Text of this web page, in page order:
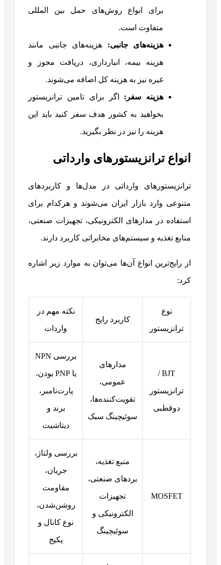
برای انواع روش‌های حمل بین المللی
متفاوت است.
هزینه‌های جانبی: هزینه‌های جانبی مانند
هزینه بیمه، انبارداری، دریافت مجوز و
غیره نیز به هزینه کل اضافه می‌شوند.
هزینه سفر: اگر برای تامین ترانزیستور
بخواهید به کشور هدف سفر کنید باید این
هزینه را نیز در نظر بگیرید.
انواع ترانزیستورهای وارداتی
ترانزیستورهای وارداتی در مدل‌ها و کاربردهای
متنوعی وارد بازار ایران می‌شوند و هرکدام برای
استفاده در مدارهای الکترونیکی، تجهیزات صنعتی،
منابع تغذیه و سیستم‌های مخابراتی کاربرد دارند.
از رایج‌ترین انواع آن‌ها می‌توان به موارد زیر اشاره
کرد:
نوع
ترانزیستور
کاربرد رایج
نکته مهم در
واردات
BJT /
ترانزیستور
دوقطبی
مدارهای
عمومی،
تقویت‌کننده‌ها،
سوئیچینگ سبک
بررسی NPN
یا PNP بودن،
پارت‌نامبر،
برند و
دیتاشیت
MOSFET
منبع تغذیه،
بردهای صنعتی،
تجهیزات
الکترونیکی و
سوئیچینگ
بررسی ولتاژ،
جریان،
مقاومت
روشن‌شدن،
نوع کانال و
پکیج